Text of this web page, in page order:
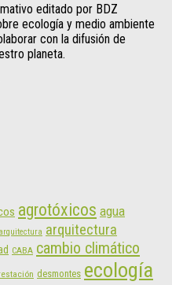
editado por BDZ
ecología y medio ambiente
con la difusión de
planeta.
agrotóxicos agua
arquitectura arquitectura
CABA cambio climático
desmontes ecología